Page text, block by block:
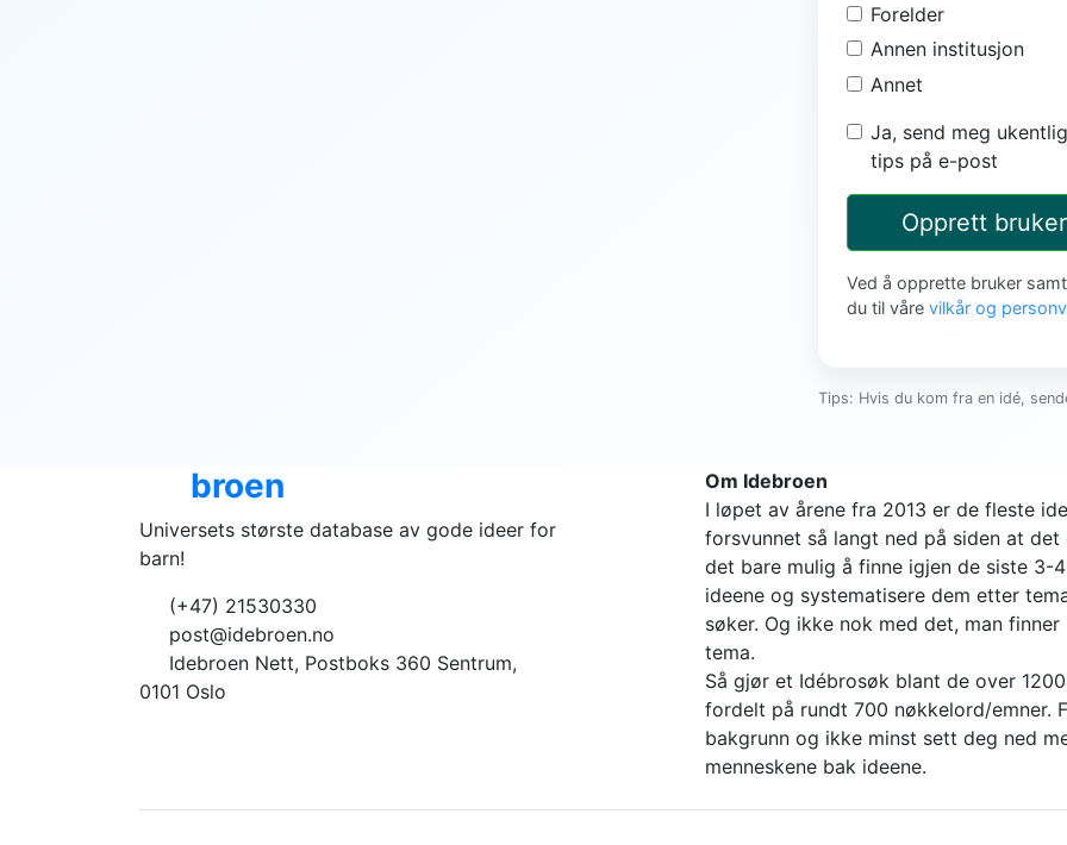
Forelder
Annen institusjon
Annet
Ja, send meg
tips på e-post
Opprett bruker
Ved å opprette bruker
du til våre vilkår og
Tips: Hvis du kom fra en idé,
broen
Universets største database av gode ideer for
barn!
(+47) 21530330
post@idebroen.no
Idebroen Nett, Postboks 360 Sentrum,
0101 Oslo
Om Idebroen
I løpet av årene fra 2013 er de fleste
forsvunnet så langt ned på siden at
det bare mulig å finne igjen de siste 3-
ideene og systematisere dem etter
søker. Og ikke nok med det, man
tema.
Så gjør et Idébrosøk blant de over
fordelt på rundt 700 nøkkelord/emner.
bakgrunn og ikke minst sett deg ned
menneskene bak ideene.